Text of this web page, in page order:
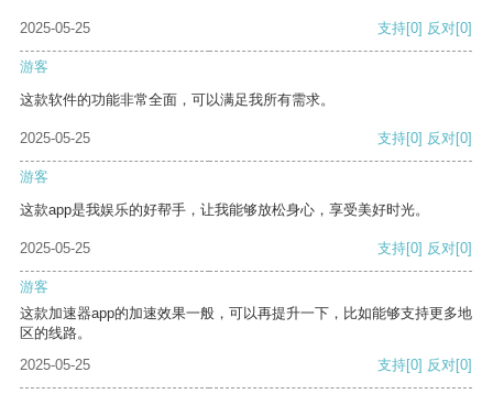
2025-05-25 支持[0] 反对[0]
游客
这款软件的功能非常全面，可以满足我所有需求。
2025-05-25 支持[0] 反对[0]
游客
这款app是我娱乐的好帮手，让我能够放松身心，享受美好时光。
2025-05-25 支持[0] 反对[0]
游客
这款加速器app的加速效果一般，可以再提升一下，比如能够支持更多地
区的线路。
2025-05-25
支持[0] 反对[0]